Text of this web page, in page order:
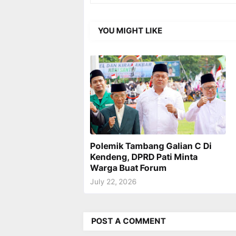
YOU MIGHT LIKE
Polemik Tambang Galian C Di
Kendeng, DPRD Pati Minta
Warga Buat Forum
July 22, 2026
POST A COMMENT